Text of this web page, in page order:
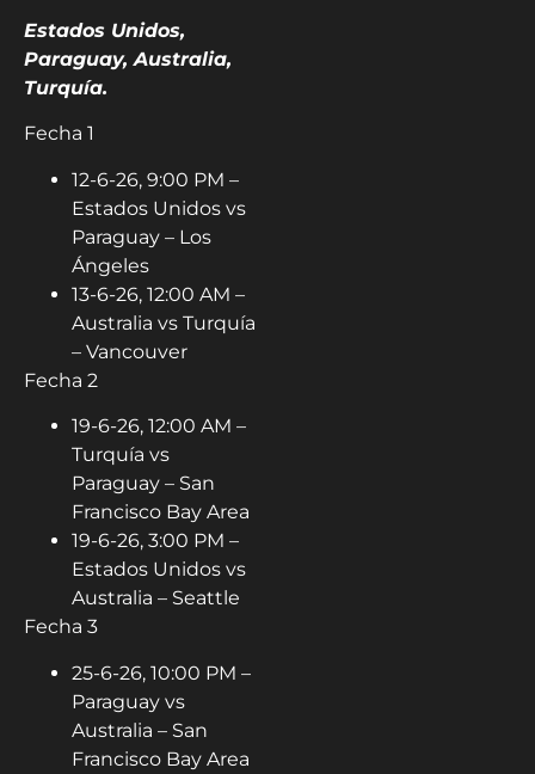
Estados Unidos,
Paraguay, Australia,
Turquía.
Fecha 1
12-6-26, 9:00 PM –
Estados Unidos vs
Paraguay – Los
Ángeles
13-6-26, 12:00 AM –
Australia vs Turquía
– Vancouver
Fecha 2
19-6-26, 12:00 AM –
Turquía vs
Paraguay – San
Francisco Bay Area
19-6-26, 3:00 PM –
Estados Unidos vs
Australia – Seattle
Fecha 3
25-6-26, 10:00 PM –
Paraguay vs
Australia – San
Francisco Bay Area